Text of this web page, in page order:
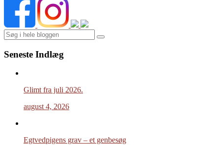
Search
Seneste Indlæg
Glimt fra juli 2026.
august 4, 2026
Egtvedpigens grav – et genbesøg